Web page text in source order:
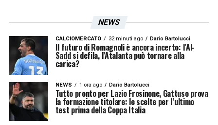
NEWS
CALCIOMERCATO 32 minuti ago Dario Bartolucci
Il futuro di Romagnoli è ancora incerto: l’Al-
Sadd si defila, l’Atalanta può tornare alla
carica?
NEWS 1 ora ago Dario Bartolucci
Tutto pronto per Lazio Frosinone, Gattuso prova
la formazione titolare: le scelte per l’ultimo
test prima della Coppa Italia